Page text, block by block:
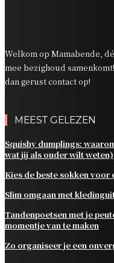
Welkom op Mamabende,
mee bezighoud
dan gerust contact op!
MEEST GELEZEN
Squishy dumplings:
wat jij als ouder wilt weten)
Kies de beste sokken
Slim omgaan met
Tandenpoetsen met je
momentje van te maken
Zo organiseer je een